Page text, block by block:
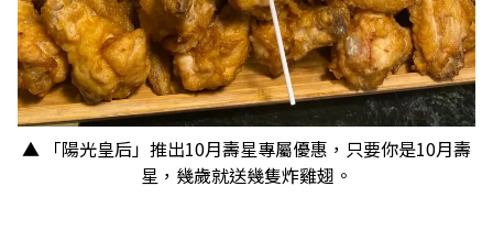
▲ 「陽光皇后」推出10月壽星專屬優惠，只要你是10月壽
星，幾歲就送幾隻炸雞翅。